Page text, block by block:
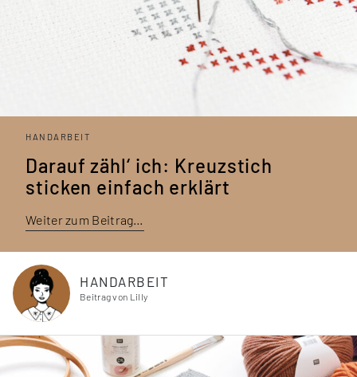
HANDARBEIT
Darauf zähl‘ ich: Kreuzstich
sticken einfach erklärt
Weiter zum Beitrag…
HANDARBEIT
Beitrag von Lilly